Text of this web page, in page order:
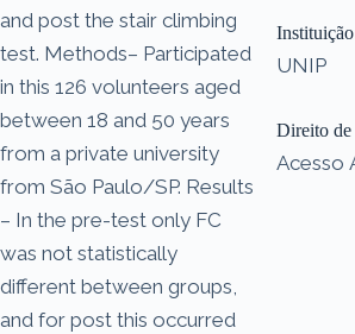
and post the stair climbing
test. Methods– Participated
in this 126 volunteers aged
between 18 and 50 years
from a private university
from São Paulo/SP. Results
– In the pre-test only FC
was not statistically
different between groups,
and for post this occurred
Instituição
UNIP
Direito de
Acesso